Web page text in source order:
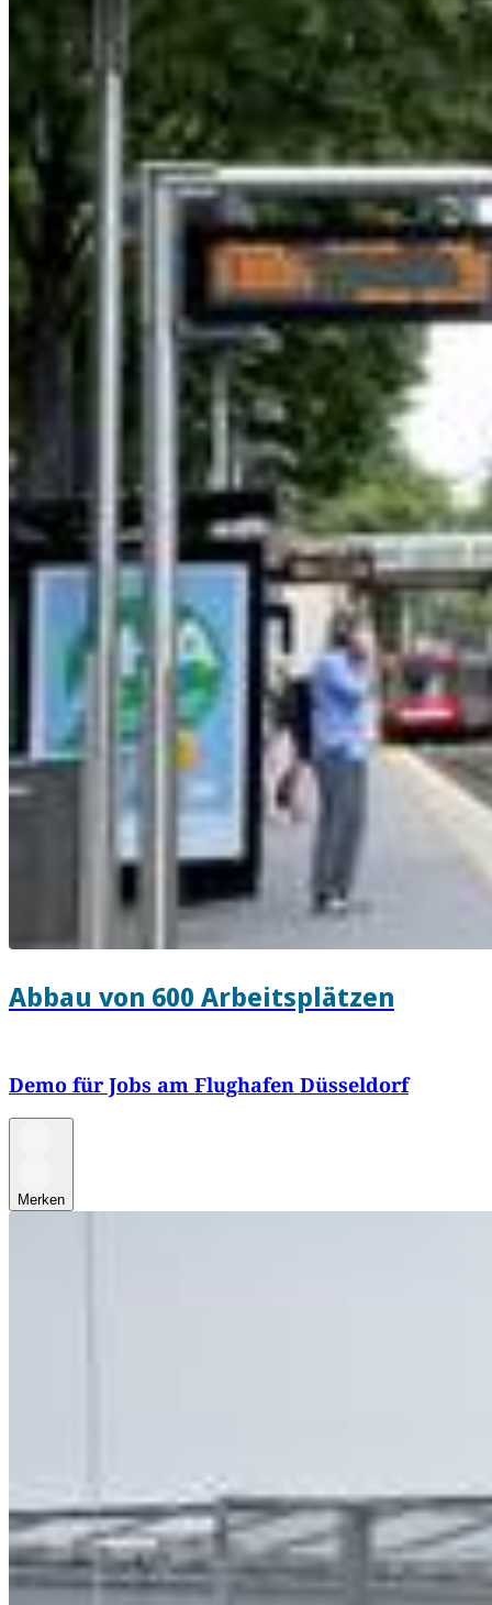
Abbau von 600 Arbeitsplätzen
Demo für Jobs am Flughafen Düsseldorf
Merken